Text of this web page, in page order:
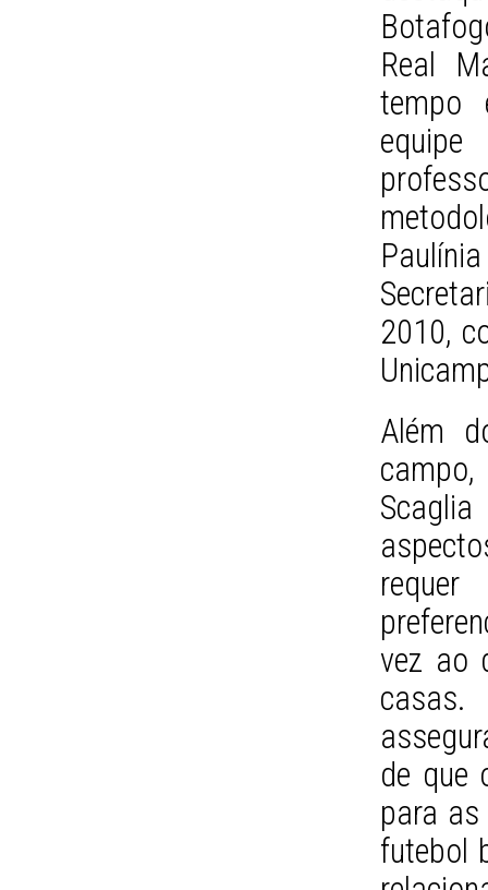
Real
tempo
2010,
Além
vez ao
de que
para
futebol